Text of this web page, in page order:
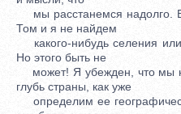
мы расстанемся надолго.
Том и я не найдем
какого-нибудь селения
Но этого быть не
может! Я убежден, что мы
глубь страны, как уже
определим ее